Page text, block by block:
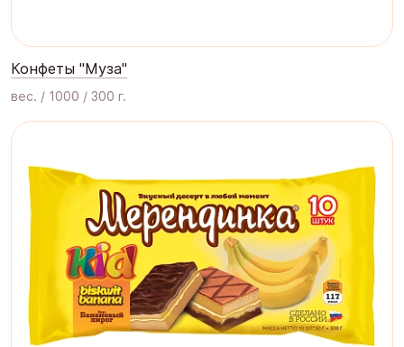
Конфеты "Муза"
вес. / 1000 / 300 г.